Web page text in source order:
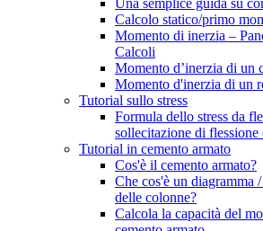
Una semplice guida su
Calcolo statico/primo
Momento di inerzia –
Calcoli
Momento d’inerzia di un
Momento d'inerzia di un
Tutorial sullo stress
Formula dello stress da
sollecitazione di
Tutorial in cemento armato
Cos'è il cemento armato?
Che cos'è un diagramma
delle colonne?
Calcola la capacità del